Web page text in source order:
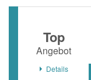
Lidl
BOGNER
Top
Angebot
Details